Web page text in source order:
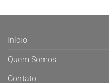
Início
Quem Somos
Contato